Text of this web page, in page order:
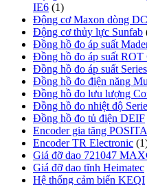
IE6 (1)
Động cơ Maxon dòng DC
Động cơ thủy lực Sunfab
Đồng hồ đo áp suất
Đồng hồ đo áp suất ROT
Đồng hồ đo áp suất
Đồng hồ đo điện năng
Đồng hồ đo lưu lượng
Đồng hồ đo nhiệt độ
Đồng hồ đo tủ điện DEIF
Encoder gia tăng
Encoder TR Electronic
Giá đỡ dao 721047
Giá đỡ dao tĩnh Heimatec
Hệ thống cảm biến KEQI